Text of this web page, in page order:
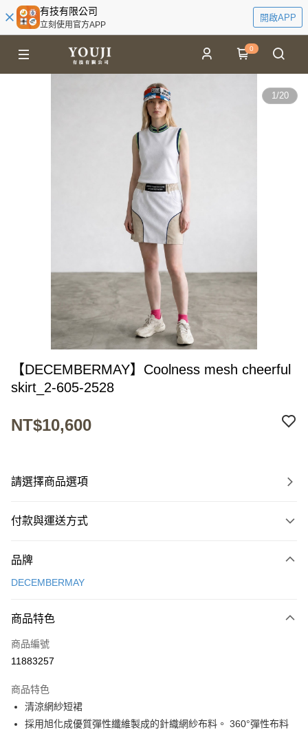
有技有限公司
立刻使用官方APP
開啟APP
0
1/20
【DECEMBERMAY】Coolness mesh cheerful
skirt_2-605-2528
NT$10,600
請選擇商品選項
付款與運送方式
信用卡一次付款
LINE Pay
Apple Pay
悠遊付
全盈+PAY
品牌
DECEMBERMAY
商品特色
商品編號
11883257
商品特色
清涼網紗短裙
採用旭化成優質彈性纖維製成的針織網紗布料。 360°彈性布料